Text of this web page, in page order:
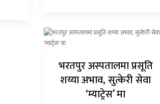
भरतपुर अस्पतालमा प्रसूति
शय्या अभाव, सुत्केरी सेवा
‘म्याट्रेस’ मा